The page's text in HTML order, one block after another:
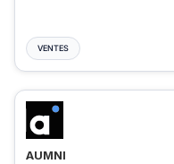
VENTES
AUMNI